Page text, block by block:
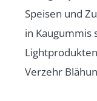
Speisen und
in Kaugummis
Verzehr